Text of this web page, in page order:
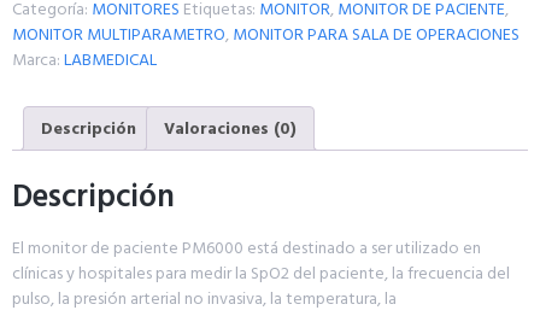
Categoría: MONITORES Etiquetas: MONITOR,MONITOR DE PACIENTE,
MONITOR MULTIPARAMETRO,MONITOR PARA SALA DE OPERACIONES
Marca:LABMEDICAL
Descripción Valoraciones (0)
Descripción
El monitor de paciente PM6000 está destinado a ser utilizado en
clínicas y hospitales para medir la SpO2 del paciente, la frecuencia del
pulso, la presión arterial no invasiva, la temperatura, la